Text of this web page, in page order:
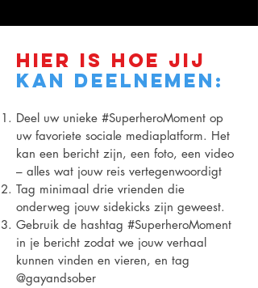
Hier is hoe jij
kan deelnemen:
Deel uw unieke #SuperheroMoment op
uw favoriete sociale mediaplatform. Het
kan een bericht zijn, een foto, een video
– alles wat jouw reis vertegenwoordigt
Tag minimaal drie vrienden die
onderweg jouw sidekicks zijn geweest.
Gebruik de hashtag #SuperheroMoment
in je bericht zodat we jouw verhaal
kunnen vinden en vieren, en tag
@gayandsober